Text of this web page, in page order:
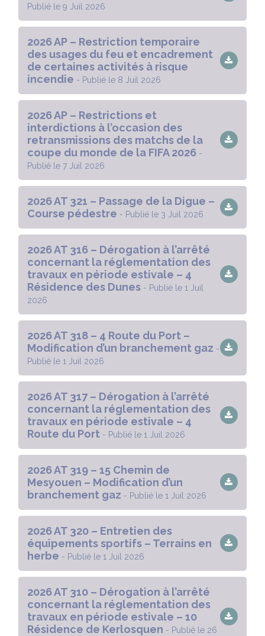
Publié le 9 Juil 2026
2026 AP – Restriction temporaire
des usages du feu et encadrement
de certaines activités à risque
incendie - Publié le 8 Juil 2026
2026 AP – Restrictions et
interdictions à l’occasion des
retransmissions des matchs de la
coupe du monde de la FIFA 2026 -
Publié le 7 Juil 2026
2026 AT 321 – Passage de la Digue –
Course pédestre - Publié le 3 Juil 2026
2026 AT 316 – Dérogation à l’arrêté
concernant la réglementation des
travaux en période estivale – 4
Résidence des Dunes - Publié le 1 Juil
2026
2026 AT 318 – 4 Route du Port –
Modification d’un branchement gaz -
Publié le 1 Juil 2026
2026 AT 317 – Dérogation à l’arrêté
concernant la réglementation des
travaux en période estivale – 4
Route du Port - Publié le 1 Juil 2026
2026 AT 319 – 15 Chemin de
Mesyouen – Modification d’un
branchement gaz - Publié le 1 Juil 2026
2026 AT 320 – Entretien des
équipements sportifs – Terrains en
herbe - Publié le 1 Juil 2026
2026 AT 310 – Dérogation à l’arrêté
concernant la réglementation des
travaux en période estivale – 10
Résidence de Kerlosquen - Publié le 26